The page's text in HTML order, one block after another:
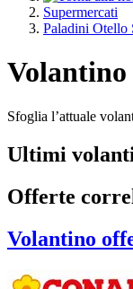
Supermercati
Paladini Otello
Volantino
Sfoglia l’attuale
Ultimi
Offerte
Volantino